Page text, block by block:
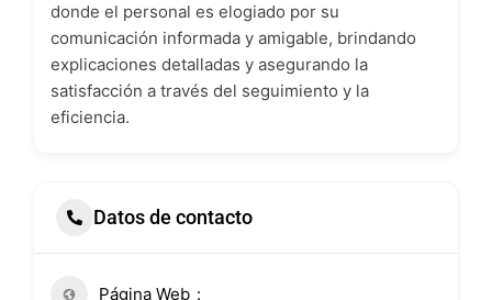
donde el personal es elogiado por su
comunicación informada y amigable, brindando
explicaciones detalladas y asegurando la
satisfacción a través del seguimiento y la
eficiencia.
Datos de contacto
Página Web